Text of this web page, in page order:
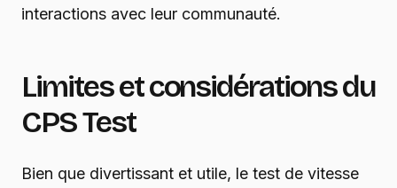
interactions avec leur communauté.
Limites et considérations du
CPS Test
Bien que divertissant et utile, le test de vitesse